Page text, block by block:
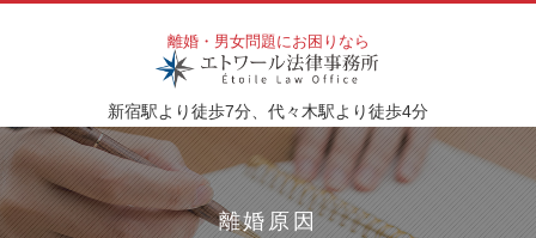
離婚・男女問題にお困りなら
新宿駅より徒歩7分、代々木駅より徒歩4分
離婚原因